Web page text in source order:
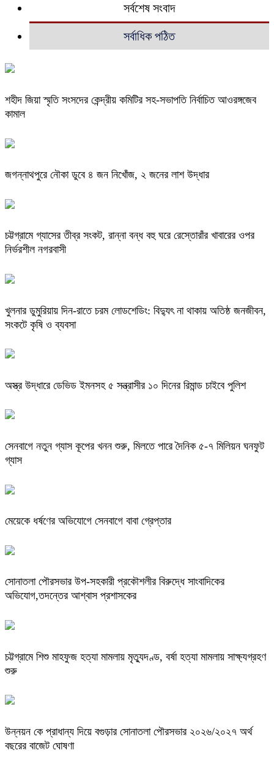
সর্বশেষ সংবাদ
সর্বাধিক পঠিত
শহীদ জিয়া স্মৃতি সংসদের কেন্দ্রীয় কমিটির সহ-সভাপতি নির্বাচিত আওরঙ্গজেব
কামাল
জগন্নাথপুরে নৌকা ডুবে ৪ জন নিখোঁজ, ২ জনের লাশ উদ্ধার
চট্টগ্রামে গ্যাসের তীব্র সংকট, রান্না বন্ধ বহু ঘরে রেস্তোরাঁর খাবারের ওপর
নির্ভরশীল নগরবাসী
খুলনার ডুমুরিয়ায় দিন-রাতে চরম লোডশেডিং: বিদ্যুৎ না থাকায় অতিষ্ঠ জনজীবন,
সংকটে কৃষি ও ব্যবসা
অস্ত্র উদ্ধারে ডেভিড ইমনসহ ৫ সন্ত্রাসীর ১০ দিনের রিমান্ড চাইবে পুলিশ
সেনবাগে নতুন গ্যাস কূপের খনন শুরু, মিলতে পারে দৈনিক ৫-৭ মিলিয়ন ঘনফুট
গ্যাস
মেয়েকে ধর্ষণের অভিযোগে সেনবাগে বাবা গ্রেপ্তার
সোনাতলা পৌরসভার উপ-সহকারী প্রকৌশলীর বিরুদ্ধে সাংবাদিকের
অভিযোগ,তদন্তের আশ্বাস প্রশাসকের
চট্টগ্রামে শিশু মাহফুজ হত্যা মামলায় মৃত্যুদণ্ড, বর্ষা হত্যা মামলায় সাক্ষ্যগ্রহণ
শুরু
উন্নয়ন কে প্রাধান্য দিয়ে বগুড়ার সোনাতলা পৌরসভার ২০২৬/২০২৭ অর্থ
বছরের বাজেট ঘোষণা